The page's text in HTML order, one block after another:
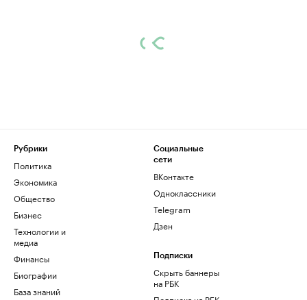
Рубрики
Политика
Экономика
Общество
Бизнес
Технологии и
медиа
Финансы
Биографии
База знаний
Социальные
сети
ВКонтакте
Одноклассники
Telegram
Дзен
Подписки
Скрыть баннеры
на РБК